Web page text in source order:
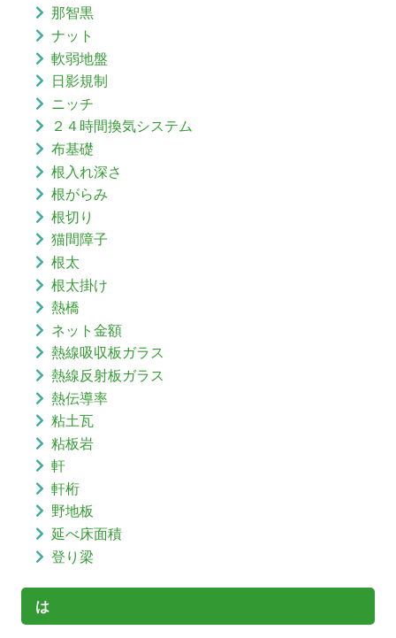
那智黒
ナット
軟弱地盤
日影規制
ニッチ
２４時間換気システム
布基礎
根入れ深さ
根がらみ
根切り
猫間障子
根太
根太掛け
熱橋
ネット金額
熱線吸収板ガラス
熱線反射板ガラス
熱伝導率
粘土瓦
粘板岩
軒
軒桁
野地板
延べ床面積
登り梁
は